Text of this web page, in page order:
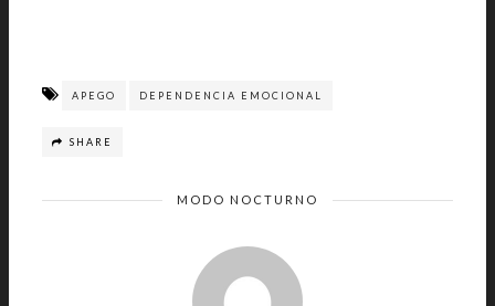
APEGO DEPENDENCIA EMOCIONAL
SHARE
MODO NOCTURNO